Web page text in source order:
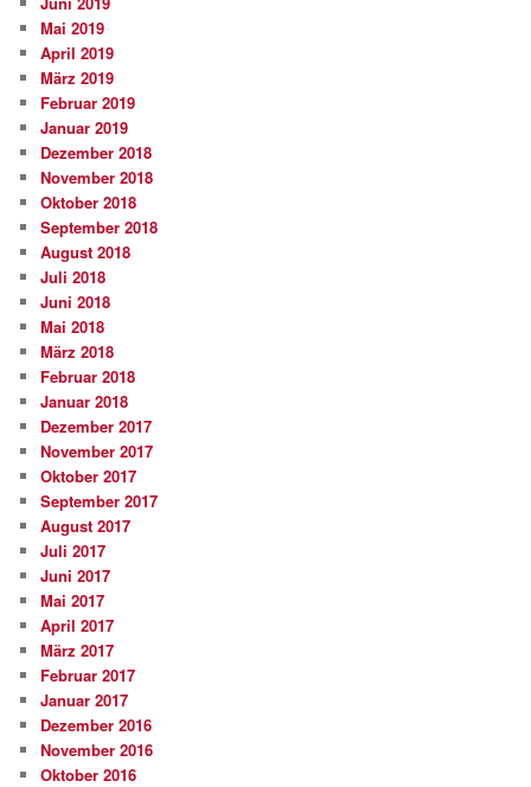
Mai 2019
April 2019
März 2019
Februar 2019
Januar 2019
Dezember 2018
November 2018
Oktober 2018
September 2018
August 2018
Juli 2018
Juni 2018
Mai 2018
März 2018
Februar 2018
Januar 2018
Dezember 2017
November 2017
Oktober 2017
September 2017
August 2017
Juli 2017
Juni 2017
Mai 2017
April 2017
März 2017
Februar 2017
Januar 2017
Dezember 2016
November 2016
Oktober 2016